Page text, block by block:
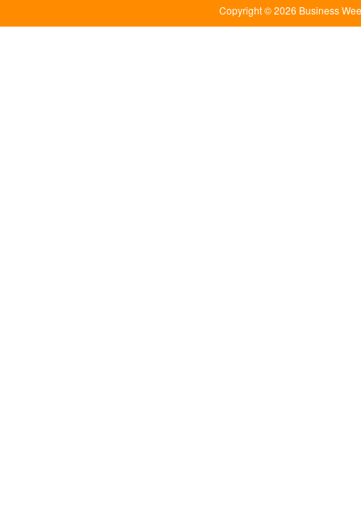
Copyright © 2026 Business